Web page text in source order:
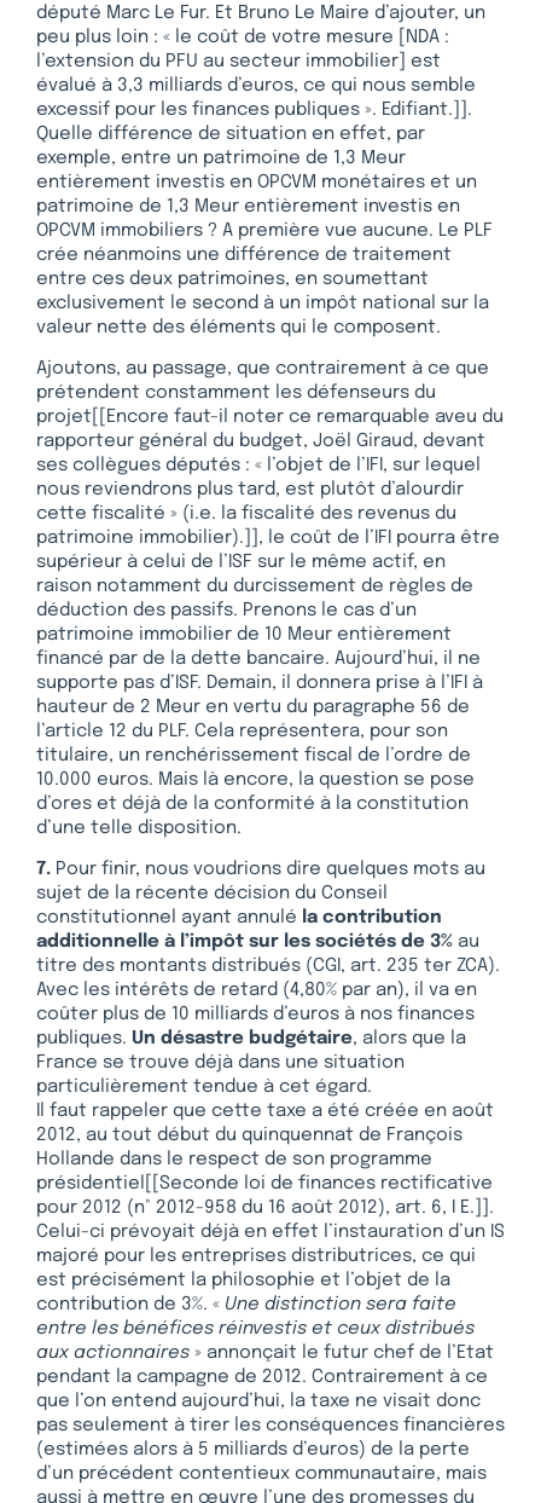
député Marc Le Fur. Et Bruno Le Maire d’ajouter, un
peu plus loin : « le coût de votre mesure [NDA :
l’extension du PFU au secteur immobilier] est
évalué à 3,3 milliards d’euros, ce qui nous semble
excessif pour les finances publiques ». Edifiant.]].
Quelle différence de situation en effet, par
exemple, entre un patrimoine de 1,3 Meur
entièrement investis en OPCVM monétaires et un
patrimoine de 1,3 Meur entièrement investis en
OPCVM immobiliers ? A première vue aucune. Le PLF
crée néanmoins une différence de traitement
entre ces deux patrimoines, en soumettant
exclusivement le second à un impôt national sur la
valeur nette des éléments qui le composent.
Ajoutons, au passage, que contrairement à ce que
prétendent constamment les défenseurs du
projet[[Encore faut-il noter ce remarquable aveu du
rapporteur général du budget, Joël Giraud, devant
ses collègues députés : « l’objet de l’IFI, sur lequel
nous reviendrons plus tard, est plutôt d’alourdir
cette fiscalité » (i.e. la fiscalité des revenus du
patrimoine immobilier).]], le coût de l’IFI pourra être
supérieur à celui de l’ISF sur le même actif, en
raison notamment du durcissement de règles de
déduction des passifs. Prenons le cas d’un
patrimoine immobilier de 10 Meur entièrement
financé par de la dette bancaire. Aujourd’hui, il ne
supporte pas d’ISF. Demain, il donnera prise à l’IFI à
hauteur de 2 Meur en vertu du paragraphe 56 de
l’article 12 du PLF. Cela représentera, pour son
titulaire, un renchérissement fiscal de l’ordre de
10.000 euros. Mais là encore, la question se pose
d’ores et déjà de la conformité à la constitution
d’une telle disposition.
7. Pour finir, nous voudrions dire quelques mots au
sujet de la récente décision du Conseil
constitutionnel ayant annulé la contribution
additionnelle à l’impôt sur les sociétés de 3% au
titre des montants distribués (CGI, art. 235 ter ZCA).
Avec les intérêts de retard (4,80% par an), il va en
coûter plus de 10 milliards d’euros à nos finances
publiques. Un désastre budgétaire, alors que la
France se trouve déjà dans une situation
particulièrement tendue à cet égard.
Il faut rappeler que cette taxe a été créée en août
2012, au tout début du quinquennat de François
Hollande dans le respect de son programme
présidentiel[[Seconde loi de finances rectificative
pour 2012 (n° 2012-958 du 16 août 2012), art. 6, I E.]].
Celui-ci prévoyait déjà en effet l’instauration d’un IS
majoré pour les entreprises distributrices, ce qui
est précisément la philosophie et l’objet de la
contribution de 3%. « Une distinction sera faite
entre les bénéfices réinvestis et ceux distribués
aux actionnaires » annonçait le futur chef de l’Etat
pendant la campagne de 2012. Contrairement à ce
que l’on entend aujourd’hui, la taxe ne visait donc
pas seulement à tirer les conséquences financières
(estimées alors à 5 milliards d’euros) de la perte
d’un précédent contentieux communautaire, mais
aussi à mettre en œuvre l’une des promesses du